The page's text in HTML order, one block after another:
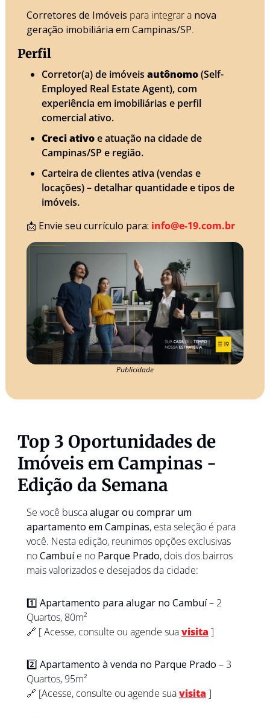
Corretores de Imóveis para integrar a nova
geração imobiliária em Campinas/SP.
Perfil
Corretor(a) de imóveis autônomo (Self-
Employed Real Estate Agent), com
experiência em imobiliárias e perfil
comercial ativo.
Creci ativo e atuação na cidade de
Campinas/SP e região.
Carteira de clientes ativa (vendas e
locações) – detalhar quantidade e tipos de
imóveis.
📩 Envie seu currículo para: info@e-19.com.br
Publicidade
Top 3 Oportunidades de
Imóveis em Campinas -
Edição da Semana
Se você busca alugar ou comprar um
apartamento em Campinas, esta seleção é para
você. Nesta edição, reunimos opções exclusivas
no Cambuí e no Parque Prado, dois dos bairros
mais valorizados e desejados da cidade:
1️⃣ Apartamento para alugar no Cambuí – 2
Quartos, 80m²
🔗 [ Acesse, consulte ou agende sua visita ]
2️⃣ Apartamento à venda no Parque Prado – 3
Quartos, 95m²
🔗 [Acesse, consulte ou agende sua visita ]